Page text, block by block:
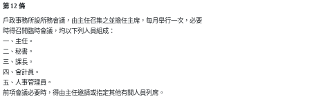
第 12 條
戶政事務所設所務會議，由主任召集之並擔任主席，每月舉行一次，必要
時得召開臨時會議，均以下列人員組成：
一、主任。
二、秘書。
三、課長。
四、會計員。
五、人事管理員。
前項會議必要時，得由主任邀請或指定其他有關人員列席。